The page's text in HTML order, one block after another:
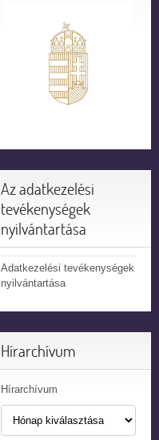
Az adatkezelési
tevékenységek
nyilvántartása
Adatkezelési tevékenységek
nyilvántartása
Hírarchívum
Hírarchívum